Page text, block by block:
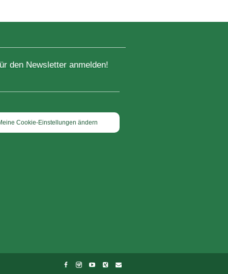
den Newsletter anmelden!
Cookie-Einstellungen ändern